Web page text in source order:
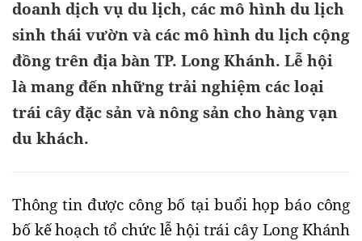
doanh dịch vụ du lịch, các mô hình du lịch
sinh thái vườn và các mô hình du lịch cộng
đồng trên địa bàn TP. Long Khánh. Lễ hội
là mang đến những trải nghiệm các loại
trái cây đặc sản và nông sản cho hàng vạn
du khách.
Thông tin được công bố tại buổi họp báo công
bố kế hoạch tổ chức lễ hội trái cây Long Khánh